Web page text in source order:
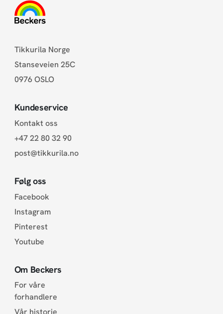
Tikkurila Norge
Stanseveien 25C
0976 OSLO
Kundeservice
Kontakt oss
+47 22 80 32 90
post@tikkurila.no
Følg oss
Facebook
Instagram
Pinterest
Youtube
Om Beckers
For våre
forhandlere
Vår historie